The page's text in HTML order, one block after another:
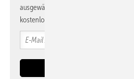
ausgewählte Informationen und
kostenlos direkt ins Postfach.